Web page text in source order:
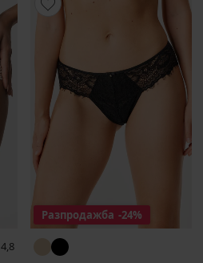
4,8
Разпродажба -24%